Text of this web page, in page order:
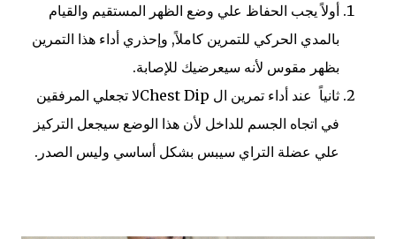
أولاً يجب الحفاظ علي وضع الظهر المستقيم والقيام
بالمدي الحركي للتمرين كاملاً, وإحذري أداء هذا التمرين
بظهر مقوس لأنه سيعرضيك للإصابة.
ثانياً عند أداء تمرين ال Chest Dipلا تجعلي المرفقين
في اتجاه الجسم للداخل لأن هذا الوضع سيجعل التركيز
علي عضلة التراي سيبس بشكل أساسي وليس الصدر.